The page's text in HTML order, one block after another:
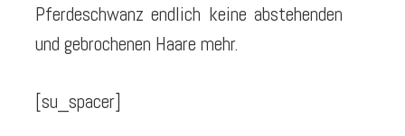
Pferdeschwanz endlich keine abstehenden
und gebrochenen Haare mehr.
[su_spacer]